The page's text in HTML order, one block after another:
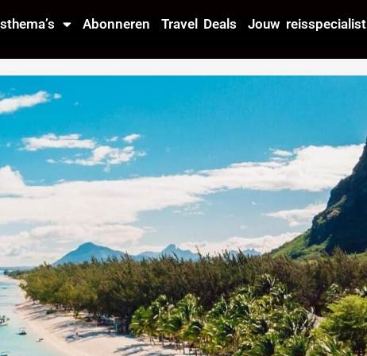
Abonneren Travel Deals
Jouw reisspecialist